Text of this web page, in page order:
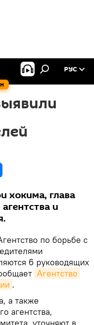
РУС
хокима, глава
и
по борьбе с
6 руководящих
Агентство
.
а также
агентства,